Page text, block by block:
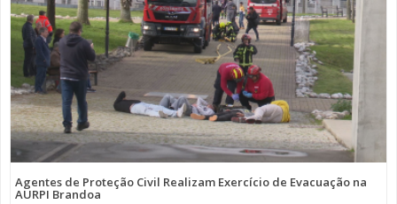
Agentes de Proteção Civil Realizam Exercício de Evacuação na
AURPI Brandoa